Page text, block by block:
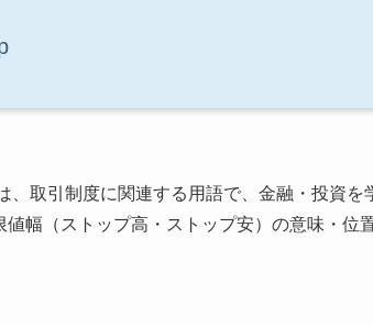
、取引制度に関連する用語で、金融・投資を
幅（ストップ高・ストップ安）の意味・位